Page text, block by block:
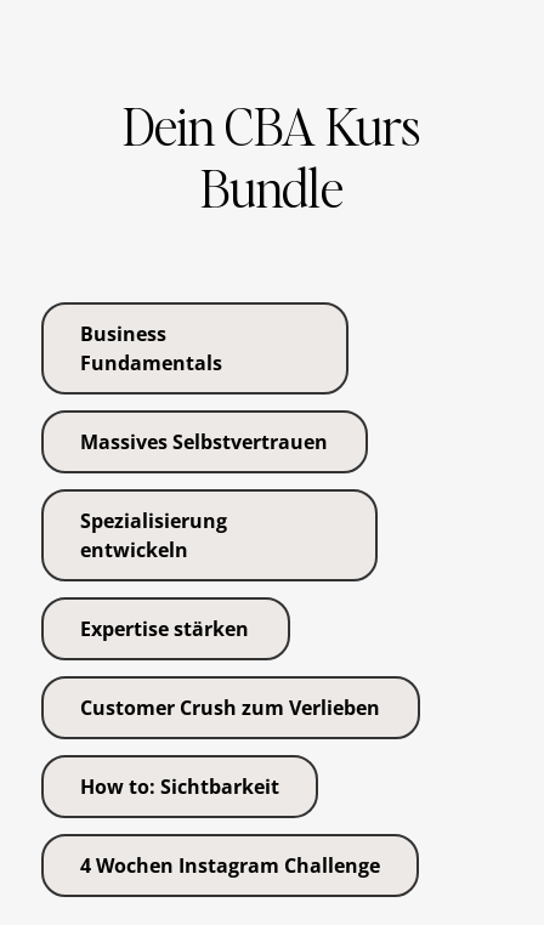
Dein CBA Kurs
Bundle
Business
Fundamentals
Massives Selbstvertrauen
Spezialisierung
entwickeln
Expertise stärken
Customer Crush zum Verlieben
How to: Sichtbarkeit
4 Wochen Instagram Challenge